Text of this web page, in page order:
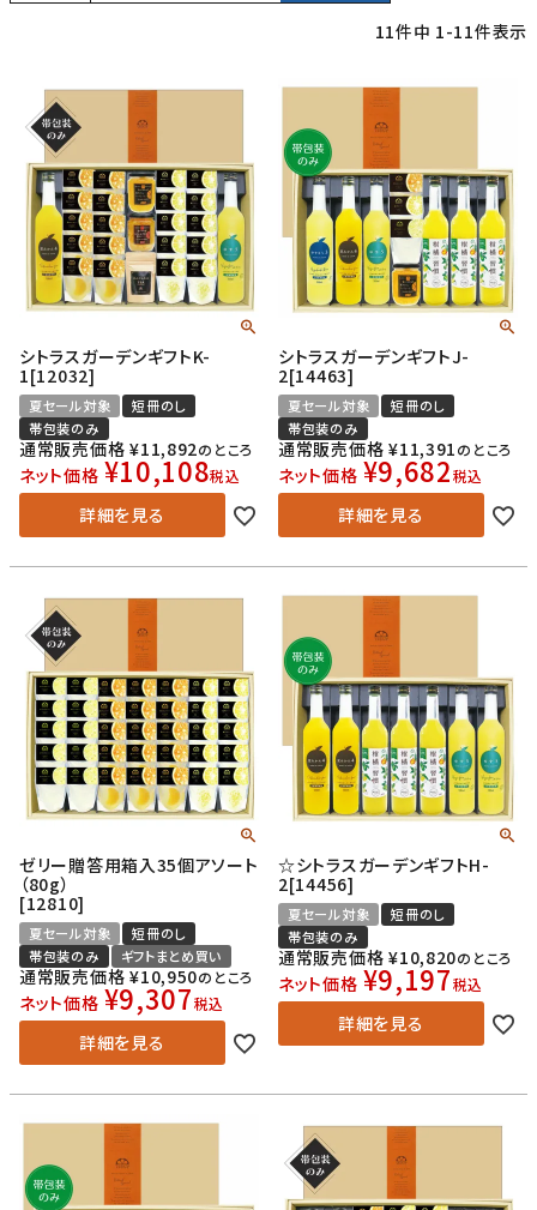
11件中 1-11件表示
シトラスガーデンギフトK-
1[12032]
夏セール対象
短冊のし
帯包装のみ
通常販売価格 ¥11,892のところ
ネット価格 ¥10,108税込
詳細を見る
シトラスガーデンギフトJ-
2[14463]
夏セール対象
短冊のし
帯包装のみ
通常販売価格 ¥11,391のところ
ネット価格 ¥9,682税込
詳細を見る
ゼリー贈答用箱入35個アソート
（80g）
[12810]
夏セール対象
短冊のし
帯包装のみ
ギフトまとめ買い
通常販売価格 ¥10,950のところ
ネット価格 ¥9,307税込
詳細を見る
☆シトラスガーデンギフトH-
2[14456]
夏セール対象
短冊のし
帯包装のみ
通常販売価格 ¥10,820のところ
ネット価格 ¥9,197税込
詳細を見る